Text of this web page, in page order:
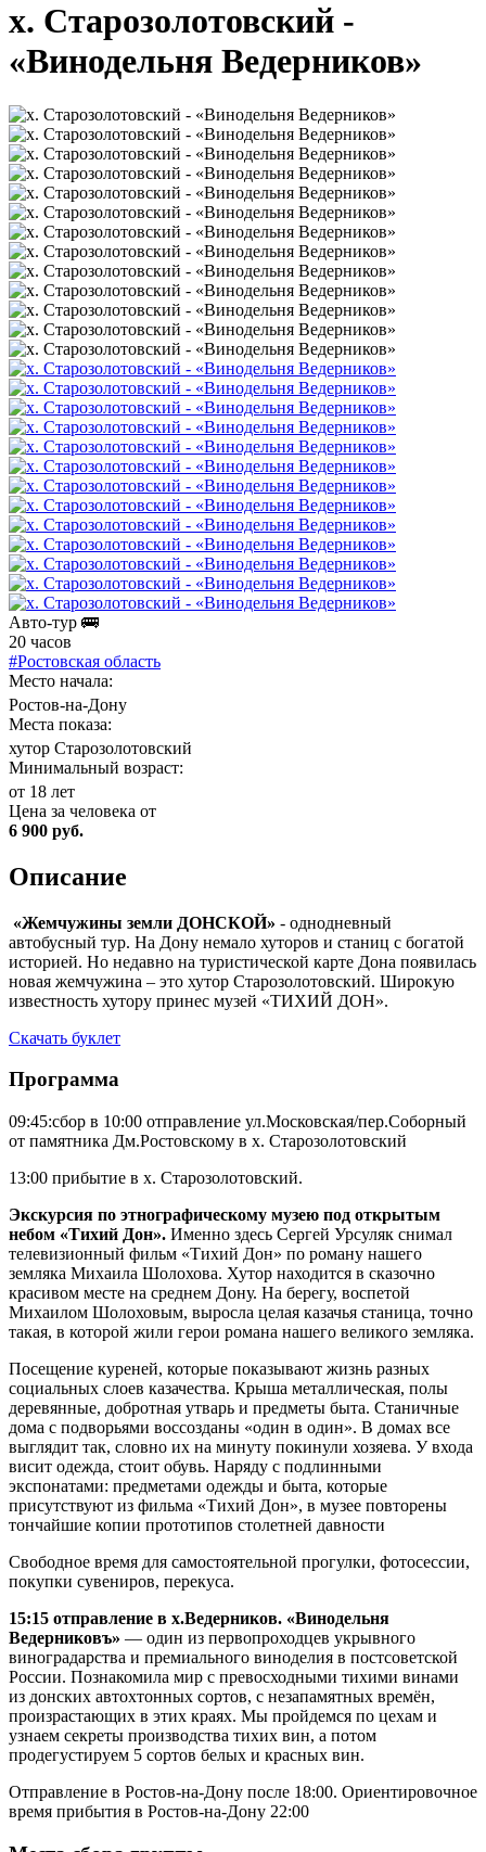
х. Старозолотовский -
«Винодельня Ведерников»
Авто-тур 🚌
20 часов
#Ростовская область
Место начала:
Ростов-на-Дону
Места показа:
хутор Старозолотовский
Минимальный возраст:
от 18 лет
Цена за человека от
6 900 руб.
Описание
«Жемчужины земли ДОНСКОЙ» - однодневный
автобусный тур. На Дону немало хуторов и станиц с богатой
историей. Но недавно на туристической карте Дона появилась
новая жемчужина – это хутор Старозолотовский. Широкую
известность хутору принес музей «ТИХИЙ ДОН».
Скачать буклет
Программа
09:45:сбор в 10:00 отправление ул.Московская/пер.Соборный
от памятника Дм.Ростовскому в х. Старозолотовский
13:00 прибытие в х. Старозолотовский.
Экскурсия по этнографическому музею под открытым
небом «Тихий Дон». Именно здесь Сергей Урсуляк снимал
телевизионный фильм «Тихий Дон» по роману нашего
земляка Михаила Шолохова. Хутор находится в сказочно
красивом месте на среднем Дону. На берегу, воспетой
Михаилом Шолоховым, выросла целая казачья станица, точно
такая, в которой жили герои романа нашего великого земляка.
Посещение куреней, которые показывают жизнь разных
социальных слоев казачества. Крыша металлическая, полы
деревянные, добротная утварь и предметы быта. Станичные
дома с подворьями воссозданы «один в один». В домах все
выглядит так, словно их на минуту покинули хозяева. У входа
висит одежда, стоит обувь. Наряду с подлинными
экспонатами: предметами одежды и быта, которые
присутствуют из фильма «Тихий Дон», в музее повторены
тончайшие копии прототипов столетней давности
Свободное время для самостоятельной прогулки, фотосессии,
покупки сувениров, перекуса.
15:15 отправление в х.Ведерников. «Винодельня
Ведерниковъ» — один из первопроходцев укрывного
виноградарства и премиального виноделия в постсоветской
России. Познакомила мир с превосходными тихими винами
из донских автохтонных сортов, с незапамятных времён,
произрастающих в этих краях. Мы пройдемся по цехам и
узнаем секреты производства тихих вин, а потом
продегустируем 5 сортов белых и красных вин.
Отправление в Ростов-на-Дону после 18:00. Ориентировочное
время прибытия в Ростов-на-Дону 22:00